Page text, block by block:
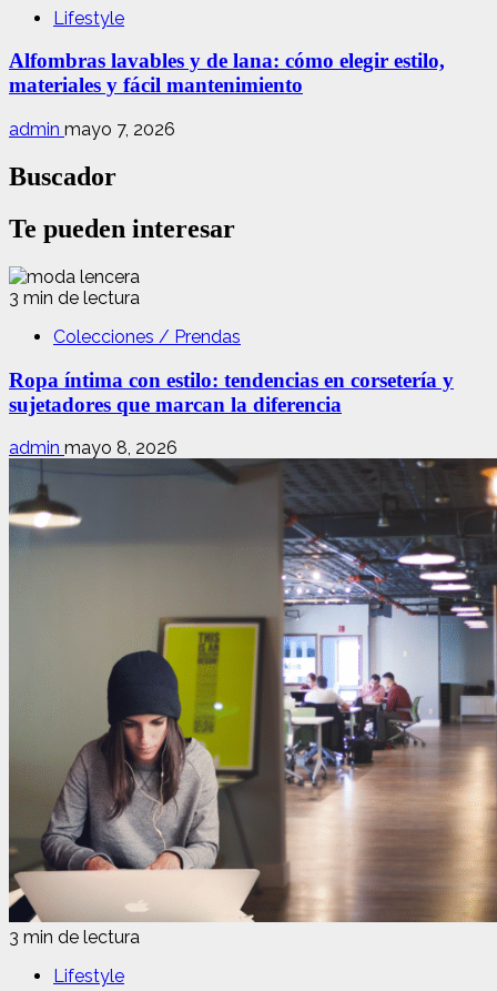
Lifestyle
Alfombras lavables y de lana: cómo elegir estilo,
materiales y fácil mantenimiento
admin mayo 7, 2026
Buscador
Te pueden interesar
3 min de lectura
Colecciones / Prendas
Ropa íntima con estilo: tendencias en corsetería y
sujetadores que marcan la diferencia
admin mayo 8, 2026
3 min de lectura
Lifestyle